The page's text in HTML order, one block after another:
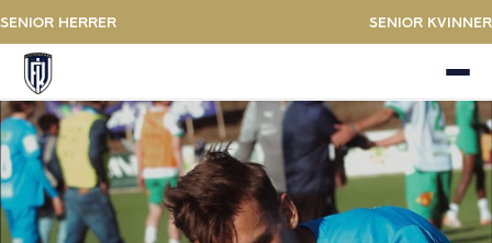
Senior Herrer Senior kvinner